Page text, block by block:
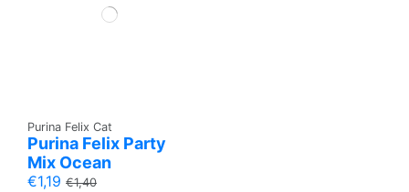
Purina Felix Cat
Purina Felix Party
Mix Ocean
€1,19 €1,40